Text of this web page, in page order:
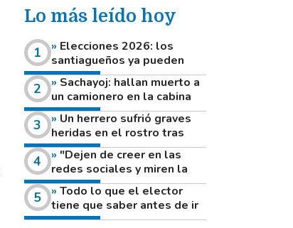
Lo más leído hoy
Elecciones 2026: los
santiagueños ya pueden
consultar dónde votan este
domingo
Sachayoj: hallan muerto a
un camionero en la cabina
de su vehículo a la vera de
un camino rural
Un herrero sufrió graves
heridas en el rostro tras
reventar el disco de una
amoladora
"Dejen de creer en las
redes sociales y miren la
heladera de sus casas": el
fuerte mensaje de una joven
que votó por primera vez
Todo lo que el elector
tiene que saber antes de ir
a votar este domingo